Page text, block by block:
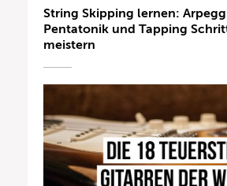
String Skipping lernen:
Pentatonik und Tapping
meistern